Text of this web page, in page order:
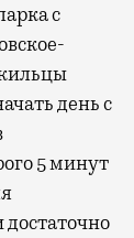
с
день с
5 минут